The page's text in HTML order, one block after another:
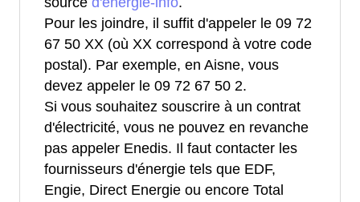
Pour les joindre, il suffit d'appeler le 09 72
67 50 XX (où XX correspond à votre code
postal). Par exemple, en Aisne, vous
devez appeler le 09 72 67 50 2.
Si vous souhaitez souscrire à un contrat
d'électricité, vous ne pouvez en revanche
pas appeler Enedis. Il faut contacter les
fournisseurs d'énergie tels que EDF,
Engie, Direct Energie ou encore Total